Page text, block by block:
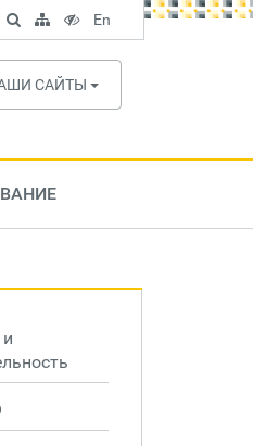
САЙТЫ
Поиск
по
сайту
Карта
сайта
Версия
для
слабовидящих
En
English